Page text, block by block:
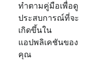
ทำตามคู่มือเพื่อดู
ประสบการณ์ที่จะ
เกิดขึ้นใน
แอปพลิเคชันของ
คุณ